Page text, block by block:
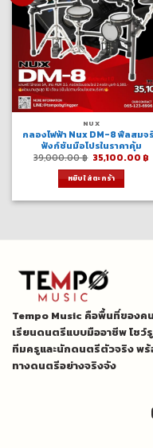
NUX
กลองไฟฟ้า Nux DM-8 ฟีลสมจ
ฟังก์ชันมือโปรในราคาคุ้ม
39,000.00฿ Original
price
was:
39,000.00 ฿.
35,100.00 ฿
หยิบใส่ตะกร้า
Tempo Music คือพื้นที่ของค
เรียนดนตรีแบบมืออาชีพ โชว์
ทีมครูและนักดนตรีตัวจริง พ
ทางดนตรีอย่างจริงจัง